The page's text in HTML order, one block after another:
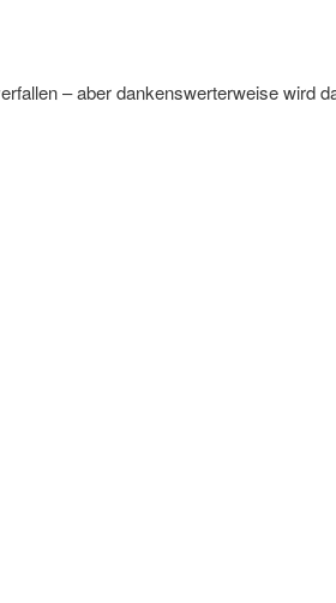
– aber dankenswerterweise wird